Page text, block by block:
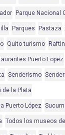
Parque Nacional
Parques Pastaza
Quito turismo
Puerto Lopez
Senderismo
de la Plata
Puerto López
Todos los museos